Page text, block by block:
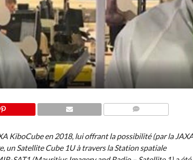
KiboCube en 2018, lui offrant la possibilité (par la
un Satellite Cube 1U à travers la Station spatiale